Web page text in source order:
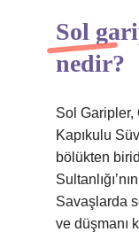
Sol
nedir?
Sol Garipler,
Kapıkulu
bölükten
Savaşlarda
ve düşmanı